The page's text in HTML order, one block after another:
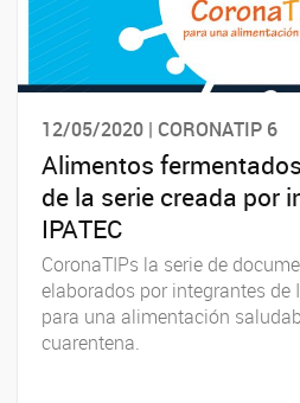
12/05/2020 | CORONATIP 6
Alimentos
de la serie creada por
IPATEC
CoronaTIPs la serie de
elaborados por integrantes de
para una alimentación
cuarentena.